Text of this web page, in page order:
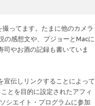
撮ってます。たまに他のカメラ
の感想文や、プジョーとMacに
司やお酒の記録も書いていま
宣伝しリンクすることによって
とを目的に設定されたアフィ
シエイト・プログラムに参加